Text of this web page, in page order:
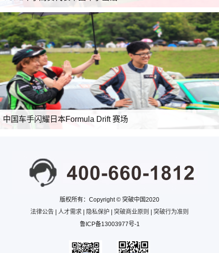
中国车手闪耀日本Formula Drift 赛场
版权所有：Copyright © 突破中国2020
法律公告 | 人才需求 | 隐私保护 | 突破商业原则 | 突破行为准则
鲁ICP备13003977号-1